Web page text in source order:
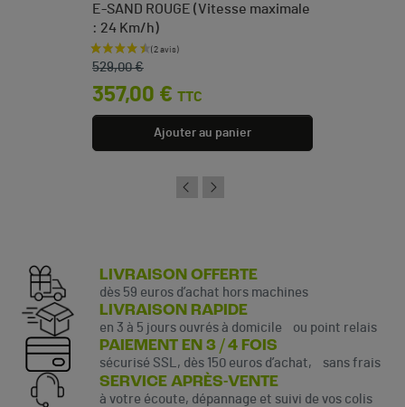
E-SAND ROUGE (Vitesse maximale
: 24 Km/h)
Prix de base
529,00 €
Prix
357,00 € TTC
Ajouter au panier
LIVRAISON OFFERTE
dès 59 euros d’achat hors machines
LIVRAISON RAPIDE
en 3 à 5 jours ouvrés à domicile ou point relais
PAIEMENT EN 3 / 4 FOIS
sécurisé SSL, dès 150 euros d’achat, sans frais
SERVICE APRÈS-VENTE
à votre écoute, dépannage et suivi de vos colis